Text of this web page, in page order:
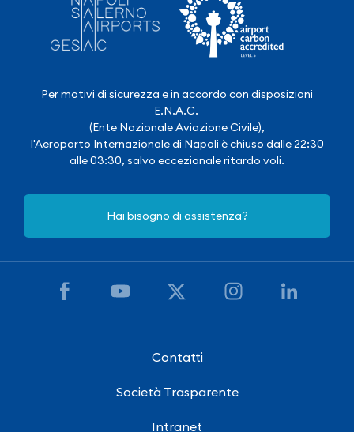
Per motivi di sicurezza e in accordo con disposizioni
E.N.A.C.
(Ente Nazionale Aviazione Civile),
l'Aeroporto Internazionale di Napoli è chiuso dalle 22:30
alle 03:30, salvo eccezionale ritardo voli.
Hai bisogno di assistenza?
Contatti
Società Trasparente
Intranet